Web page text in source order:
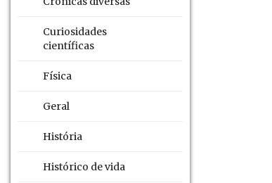
Curiosidades
científicas
Física
Geral
História
Histórico de vida